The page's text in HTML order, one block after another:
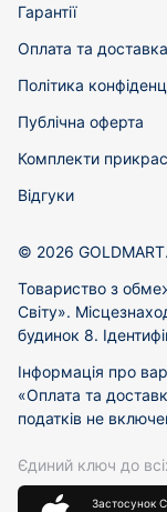
Гарантії
Оплата та доставка
Політика
Публічна оферта
Комплекти прикрас
Відгуки
© 2026
Товариство з
Світу».
будинок 8.
Інформація про
«Оплата та
податків не
Єдиний ключ до
Застосунок